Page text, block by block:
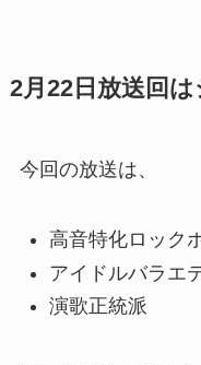
2月22日放送回
今回の放送は、
高音特化ロック
アイドルバラエ
演歌正統派